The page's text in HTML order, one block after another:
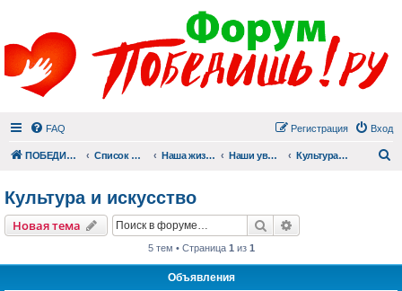
FAQ Вход
Регистрация
ПОБЕДИШЬ.РУ Список форумов Наша жизнь (не всё же о суициде!) Наши увлечения Культура и искусство
Культура и искусство
Новая тема Поиск
5 тем • Страница 1 из 1
Объявления